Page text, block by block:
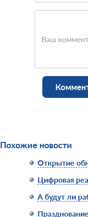
Ваш
Похожие новости
Открытие
Цифровая
А будут ли